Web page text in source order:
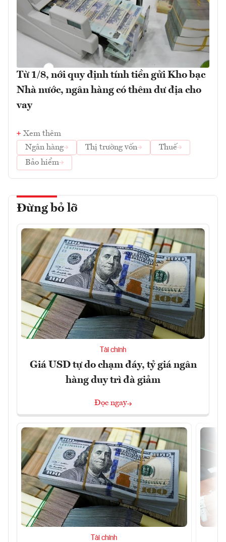
Từ 1/8, nới quy định tính tiền gửi Kho bạc
Nhà nước, ngân hàng có thêm dư địa cho
vay
Xem thêm
Ngân hàng
Thị trường vốn
Thuế
Bảo hiểm
Đừng bỏ lỡ
Tài chính
Giá USD tự do chạm đáy, tỷ giá ngân
hàng duy trì đà giảm
Đọc ngay
Tài chính